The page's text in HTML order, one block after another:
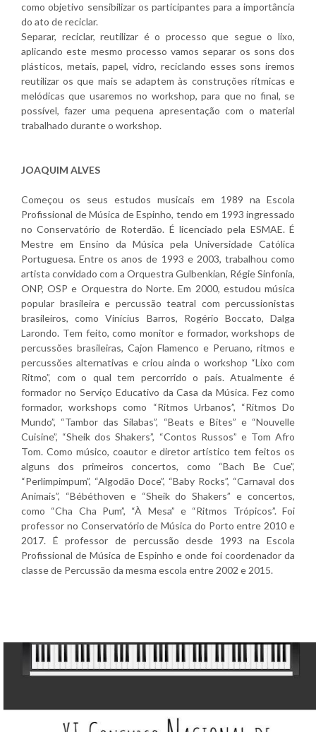
como objetivo sensibilizar os participantes para a importância
do ato de reciclar.
Separar, reciclar, reutilizar é o processo que segue o lixo,
aplicando este mesmo processo vamos separar os sons dos
plásticos, metais, papel, vidro, reciclando esses sons iremos
reutilizar os que mais se adaptem às construções rítmicas e
melódicas que usaremos no workshop, para que no final, se
possível, fazer uma pequena apresentação com o material
trabalhado durante o workshop.
JOAQUIM ALVES
Começou os seus estudos musicais em 1989 na Escola
Profissional de Música de Espinho, tendo em 1993 ingressado
no Conservatório de Roterdão. É licenciado pela ESMAE. É
Mestre em Ensino da Música pela Universidade Católica
Portuguesa. Entre os anos de 1993 e 2003, trabalhou como
artista convidado com a Orquestra Gulbenkian, Régie Sinfonia,
ONP, OSP e Orquestra do Norte. Em 2000, estudou música
popular brasileira e percussão teatral com percussionistas
brasileiros, como Vinícius Barros, Rogério Boccato, Dalga
Larondo. Tem feito, como monitor e formador, workshops de
percussões brasileiras, Cajon Flamenco e Peruano, ritmos e
percussões alternativas e criou ainda o workshop “Lixo com
Ritmo”, com o qual tem percorrido o país. Atualmente é
formador no Serviço Educativo da Casa da Música. Fez como
formador, workshops como “Ritmos Urbanos”, “Ritmos Do
Mundo”, “Tambor das Sílabas”, “Beats e Bites” e “Nouvelle
Cuisine”, “Sheik dos Shakers”, “Contos Russos” e Tom Afro
Tom. Como músico, coautor e diretor artístico tem feitos os
alguns dos primeiros concertos, como “Bach Be Cue”,
“Perlimpimpum”, “Algodão Doce”, “Baby Rocks”, “Carnaval dos
Animais”, “Bébéthoven e “Sheik do Shakers” e concertos,
como “Cha Cha Pum”, “À Mesa” e “Ritmos Trópicos”. Foi
professor no Conservatório de Música do Porto entre 2010 e
2017. É professor de percussão desde 1993 na Escola
Profissional de Música de Espinho e onde foi coordenador da
classe de Percussão da mesma escola entre 2002 e 2015.